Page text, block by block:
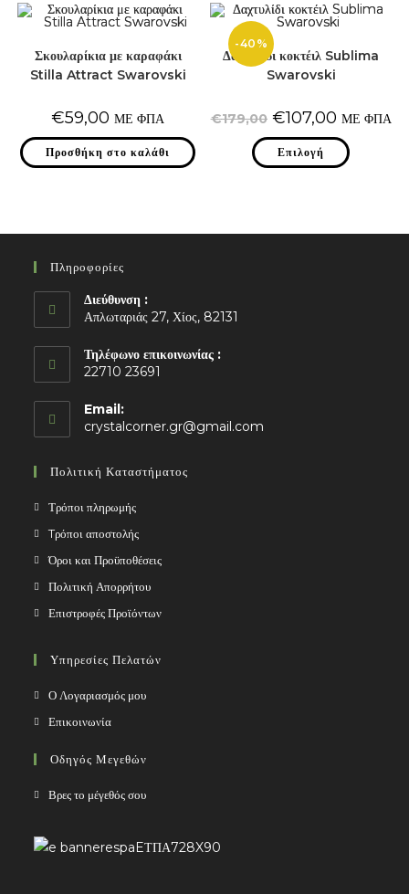
Σκουλαρίκια με καραφάκι
Stilla Attract Swarovski
€59,00 ΜΕ ΦΠΑ
Προσθήκη στο καλάθι
-40%
Δαχτυλίδι κοκτέιλ Sublima
Swarovski
€179,00 Original
price
was:
€179,00.
€107,00Η
τρέχουσα
τιμή
είναι:
€107,00.
ΜΕ ΦΠΑ
Επιλογή το
επιλογές
Πληροφορίες
Διεύθυνση :
Απλωταριάς 27, Χίος, 82131
Τηλέφωνο επικοινωνίας :
22710 23691
Email:
crystalcorner.gr@gmail.com
Πολιτική Καταστήματος
Τρόποι πληρωμής
Tρόποι αποστολής
Όροι και Προϋποθέσεις
Πολιτική Απορρήτου
Επιστροφές Προϊόντων
Υπηρεσίες Πελατών
Ο Λογαριασμός μου
Επικοινωνία
Οδηγός Μεγεθών
Βρες το μέγεθός σου